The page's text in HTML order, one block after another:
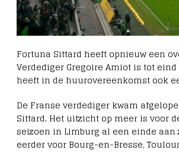
Fortuna Sittard heeft opnieuw een
Verdediger Gregoire Amiot is tot
heeft in de huurovereenkomst ook
De Franse verdediger kwam
Sittard. Het uitzicht op meer is voor
seizoen in Limburg al een einde
eerder voor Bourg-en-Bresse,